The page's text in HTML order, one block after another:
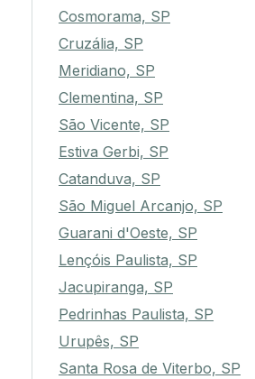
Cosmorama, SP
Cruzália, SP
Meridiano, SP
Clementina, SP
São Vicente, SP
Estiva Gerbi, SP
Catanduva, SP
São Miguel Arcanjo, SP
Guarani d'Oeste, SP
Lençóis Paulista, SP
Jacupiranga, SP
Pedrinhas Paulista, SP
Urupês, SP
Santa Rosa de Viterbo, SP